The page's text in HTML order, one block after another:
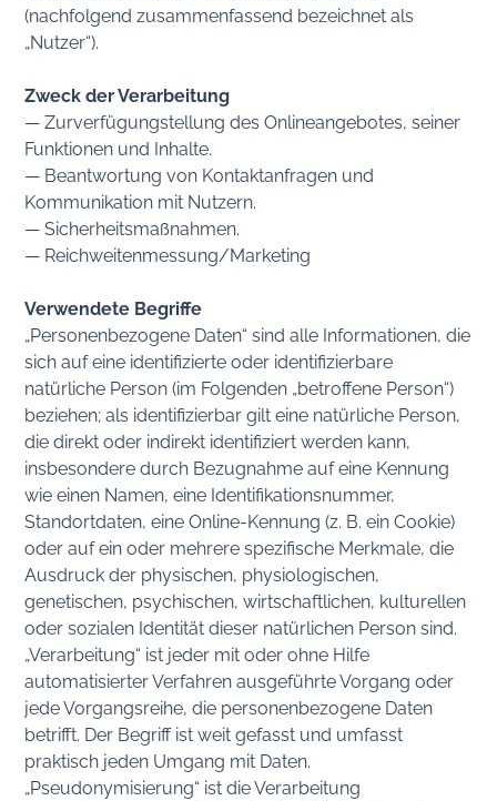
(nachfolgend zusammenfassend bezeichnet als
„Nutzer“).
Zweck der Verarbeitung
— Zurverfügungstellung des Onlineangebotes, seiner
Funktionen und Inhalte.
— Beantwortung von Kontaktanfragen und
Kommunikation mit Nutzern.
— Sicherheitsmaßnahmen.
— Reichweitenmessung/Marketing
Verwendete Begriffe
„Personenbezogene Daten“ sind alle Informationen, die
sich auf eine identifizierte oder identifizierbare
natürliche Person (im Folgenden „betroffene Person“)
beziehen; als identifizierbar gilt eine natürliche Person,
die direkt oder indirekt identifiziert werden kann,
insbesondere durch Bezugnahme auf eine Kennung
wie einen Namen, eine Identifikationsnummer,
Standortdaten, eine Online-Kennung (z. B. ein Cookie)
oder auf ein oder mehrere spezifische Merkmale, die
Ausdruck der physischen, physiologischen,
genetischen, psychischen, wirtschaftlichen, kulturellen
oder sozialen Identität dieser natürlichen Person sind.
„Verarbeitung“ ist jeder mit oder ohne Hilfe
automatisierter Verfahren ausgeführte Vorgang oder
jede Vorgangsreihe, die personenbezogene Daten
betrifft. Der Begriff ist weit gefasst und umfasst
praktisch jeden Umgang mit Daten.
„Pseudonymisierung“ ist die Verarbeitung